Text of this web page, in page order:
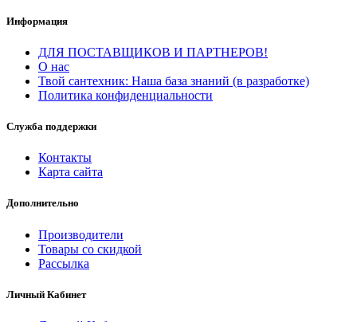
Информация
ДЛЯ ПОСТАВЩИКОВ И ПАРТНЕРОВ!
О нас
Твой сантехник: Наша база знаний (в разработке)
Политика конфиденциальности
Служба поддержки
Контакты
Карта сайта
Дополнительно
Производители
Товары со скидкой
Рассылка
Личный Кабинет